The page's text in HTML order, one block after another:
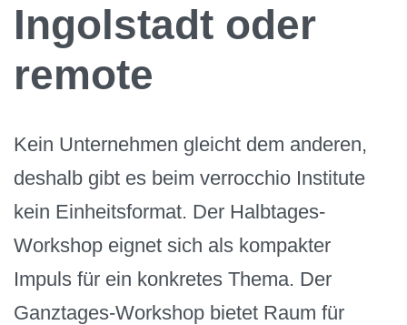
Ingolstadt oder
remote
Kein Unternehmen gleicht dem anderen,
deshalb gibt es beim verrocchio Institute
kein Einheitsformat. Der Halbtages-
Workshop eignet sich als kompakter
Impuls für ein konkretes Thema. Der
Ganztages-Workshop bietet Raum für